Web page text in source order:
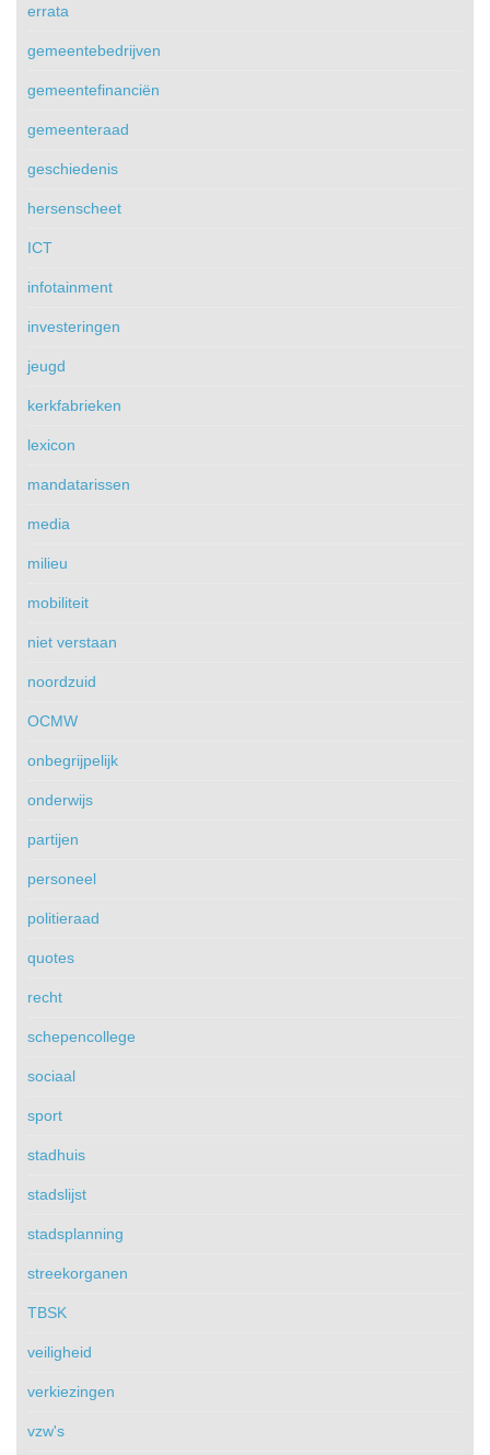
errata
gemeentebedrijven
gemeentefinanciën
gemeenteraad
geschiedenis
hersenscheet
ICT
infotainment
investeringen
jeugd
kerkfabrieken
lexicon
mandatarissen
media
milieu
mobiliteit
niet verstaan
noordzuid
OCMW
onbegrijpelijk
onderwijs
partijen
personeel
politieraad
quotes
recht
schepencollege
sociaal
sport
stadhuis
stadslijst
stadsplanning
streekorganen
TBSK
veiligheid
verkiezingen
vzw's